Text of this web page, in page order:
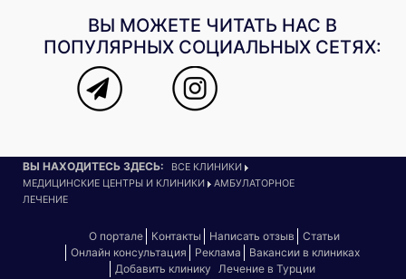
ВЫ МОЖЕТЕ ЧИТАТЬ НАС В
ПОПУЛЯРНЫХ СОЦИАЛЬНЫХ СЕТЯХ:
ВЫ НАХОДИТЕСЬ ЗДЕСЬ:
ВСЕ КЛИНИКИ
МЕДИЦИНСКИЕ ЦЕНТРЫ И КЛИНИКИ
АМБУЛАТОРНОЕ
ЛЕЧЕНИЕ
О портале Контакты Написать отзыв
Статьи
Онлайн консультация
Реклама
Вакансии в клиниках
Добавить клинику Лечение в Турции